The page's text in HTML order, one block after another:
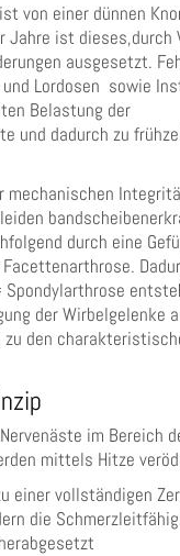
von einer dünnen
Jahre ist dieses,durch
ausgesetzt.
und Lordosen sowie
Belastung der
und dadurch zu
mechanischen
durch eine
der Wirbelgelenke
den
im Bereich
mittels Hitze
einer vollständigen
die